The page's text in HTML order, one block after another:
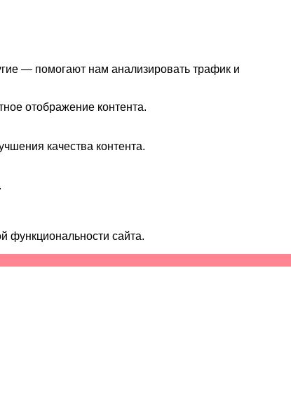
— помогают нам анализировать трафик и
отображение контента.
качества контента.
функциональности сайта.